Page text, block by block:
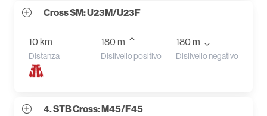
Cross SM: U23M/U23F
10 km
Distanza
180 m
Dislivello positivo
180 m
Dislivello negativo
4. STB Cross: M45/F45